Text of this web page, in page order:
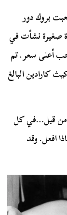
بروك دور
صغيرة نشأت في
أعلى سعر. تم
كارادين البالغ
قبل…في كل
افعل. وقد